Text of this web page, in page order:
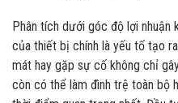
Phân tích dưới góc độ lợi nhuận
của thiết bị chính là yếu tố tạo
mát hay gặp sự cố không chỉ
còn có thể làm đình trệ toàn bộ